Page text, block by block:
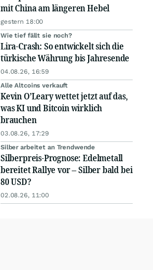
mit China am längeren Hebel
gestern 18:00
Wie tief fällt sie noch?
Lira-Crash: So entwickelt sich die
türkische Währung bis Jahresende
04.08.26, 16:59
Alle Altcoins verkauft
Kevin O’Leary wettet jetzt auf das,
was KI und Bitcoin wirklich
brauchen
03.08.26, 17:29
Silber arbeitet an Trendwende
Silberpreis-Prognose: Edelmetall
bereitet Rallye vor – Silber bald bei
80 USD?
02.08.26, 11:00